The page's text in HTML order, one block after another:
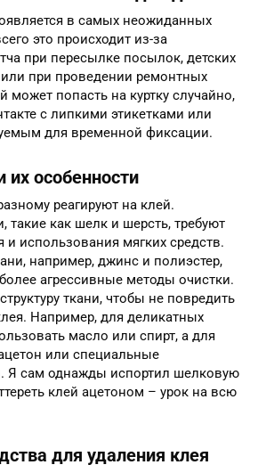
в самых неожиданных
это происходит из-за
при пересылке посылок, детских
при проведении ремонтных
может попасть на куртку случайно,
с липкими этикетками или
для временной фиксации.
их особенности
реагируют на клей.
такие как шелк и шерсть, требуют
и использования мягких средств.
например, джинс и полиэстер,
агрессивные методы очистки.
ткани, чтобы не повредить
Например, для деликатных
масло или спирт, а для
или специальные
Я сам однажды испортил шелковую
клей ацетоном – урок на всю
для удаления клея